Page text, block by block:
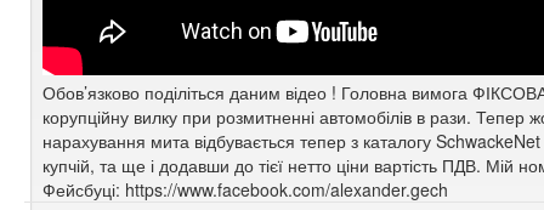
Обов’язково поділіться даним відео ! Головна вимога
корупційну вилку при розмитненні автомобілів в рази.
нарахування мита відбувається тепер з каталогу
купчій, та ще і додавши до тієї нетто ціни вартість ПДВ.
Фейсбуці: https://www.facebook.com/alexander.gech